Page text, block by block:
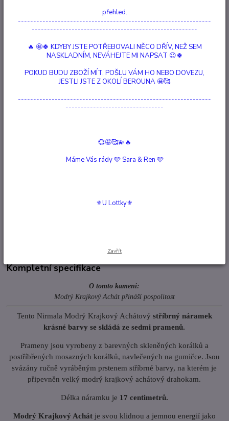
1 169 Kč/ks
90059
Materiál:
Drahokam, Postříbřeno, Mosaz, Skleněné
korálky
Kompletní specifikace
Kompletní specifikace
O tomto kameni:
Modrý Krajkový Achát přináší pospolitost
Tento Nirmala Modrý Krajkový Achátový stříbrný náramek
krásné barvy se skládá ze sedmi pramenů.
Prameny jsou vyrobeny z barevných skleněných korálků a
postříbřených mosazných korálků, navlečených na gumičce. Jsou
svázány ručně vyráběným prstenem stříbrné barvy, na kterém je
připevněn velký modrý krajkový achátový drahokam.
Délka náramku je 17 centimetrů.
Modrý Krajkový Achátje svou klidnou a jemnou energií jako
přehled.
---------------------------------------------------------------
------------------------------------------------------
🔥 🤩🍀 KDYBY JSTE POTŘEBOVALI NĚCO DŘÍV, NEŽ SEM
NASKLADNÍM, NEVÁHEJTE MI NAPSAT 😉🍀
POKUD BUDU ZBOŽÍ MÍT, POŠLU VÁM HO NEBO DOVEZU,
JESTLI JSTE Z OKOLÍ BEROUNA 🤩🥰
---------------------------------------------------------------
--------------------------------
💞🤩🥰💫🔥
Máme Vás rády 🩷 Sara & Ren 🩷
⚜️U Lottky⚜️
Zavřít